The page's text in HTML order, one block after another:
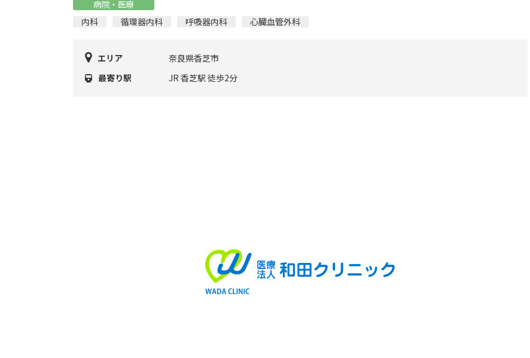
病院・医療
内科
循環器内科 呼吸器内科 心臓血管外科
エリア
奈良県香芝市
最寄り駅
JR 香芝駅 徒歩2分